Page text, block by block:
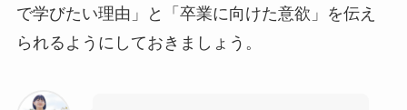
で学びたい理由」と「卒業に向けた意欲」を伝え
られるようにしておきましょう。